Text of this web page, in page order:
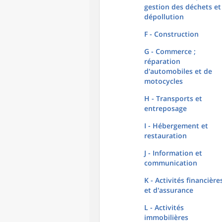
gestion des déchets et
dépollution
F - Construction
G - Commerce ;
réparation
d'automobiles et de
motocycles
H - Transports et
entreposage
I - Hébergement et
restauration
J - Information et
communication
K - Activités
et d'assurance
L - Activités
immobilières